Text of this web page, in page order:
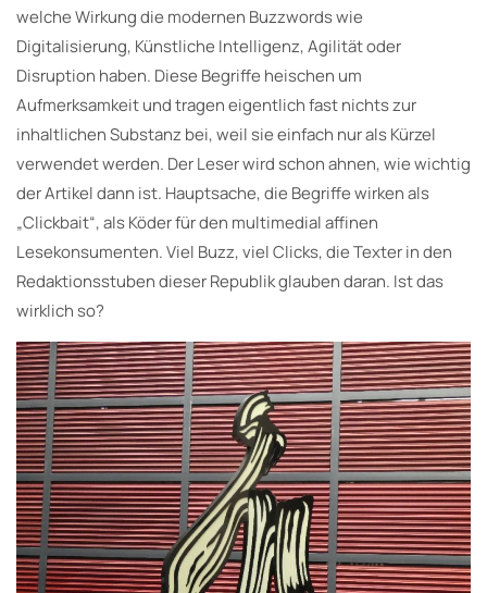
welche Wirkung die modernen Buzzwords wie
Digitalisierung, Künstliche Intelligenz, Agilität oder
Disruption haben. Diese Begriffe heischen um
Aufmerksamkeit und tragen eigentlich fast nichts zur
inhaltlichen Substanz bei, weil sie einfach nur als Kürzel
verwendet werden. Der Leser wird schon ahnen, wie wichtig
der Artikel dann ist. Hauptsache, die Begriffe wirken als
„Clickbait“, als Köder für den multimedial affinen
Lesekonsumenten. Viel Buzz, viel Clicks, die Texter in den
Redaktionsstuben dieser Republik glauben daran. Ist das
wirklich so?